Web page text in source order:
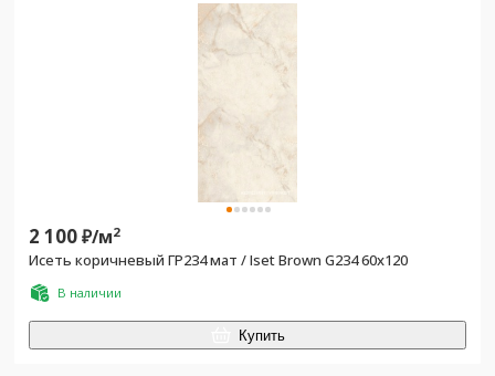
2 100₽/м2
Исеть коричневый ГР234 мат / Iset Brown G234 60x120
В наличии
Купить